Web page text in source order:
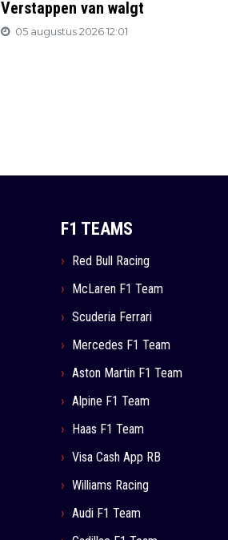
Verstappen van walgt
05 augustus 2026 12:01
F1 TEAMS
Red Bull Racing
McLaren F1 Team
Scuderia Ferrari
Mercedes F1 Team
Aston Martin F1 Team
Alpine F1 Team
Haas F1 Team
Visa Cash App RB
Williams Racing
Audi F1 Team